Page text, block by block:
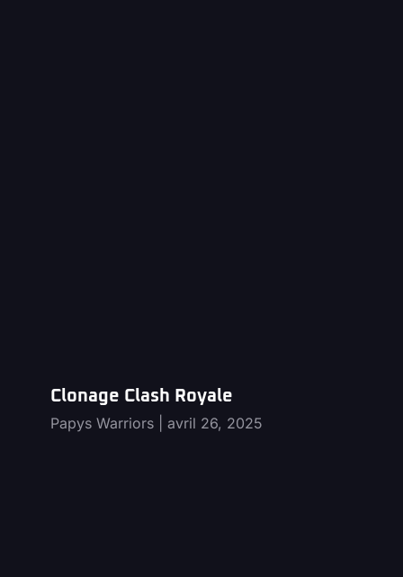
Clonage Clash Royale
Papys Warriors
avril 26, 2025